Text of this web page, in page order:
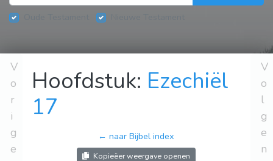
V
o
r
i
g
e
Hoofdstuk: Ezechiël
17
← naar Bijbel index
Kopieëer weergave openen
V
o
l
g
e
n